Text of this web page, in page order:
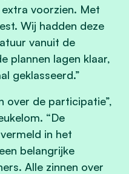
voorzien. Met
Wij hadden deze
vanuit de
plannen lagen klaar,
geklasseerd.”
over de participatie”,
“De
in het
belangrijke
Alle zinnen over